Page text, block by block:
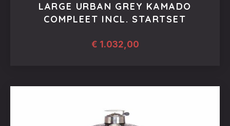
LARGE URBAN GREY KAMADO
COMPLEET INCL. STARTSET
€ 1.032,00